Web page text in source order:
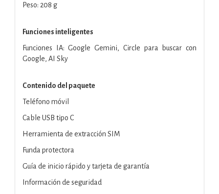
Peso: 208 g
Funciones inteligentes
Funciones IA: Google Gemini, Circle para buscar con
Google, AI Sky
Contenido del paquete
Teléfono móvil
Cable USB tipo C
Herramienta de extracción SIM
Funda protectora
Guía de inicio rápido y tarjeta de garantía
Información de seguridad